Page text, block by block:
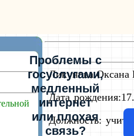
Проблемы с
госуслугами,
медленный
интернет
или плохая
связь?
Ликунова Оксана
Дата
Должность: